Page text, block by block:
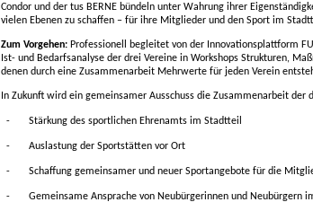
Condor und der tus BERNE bündeln unter Wahrung ihrer
vielen Ebenen zu schaffen – für ihre Mitglieder und den Sport im
Zum Vorgehen: Professionell begleitet von der Innovationsplattform
Ist- und Bedarfsanalyse der drei Vereine in Workshops Strukturen,
denen durch eine Zusammenarbeit Mehrwerte für jeden Verein
In Zukunft wird ein gemeinsamer Ausschuss die Zusammenarbeit der
- Stärkung des sportlichen Ehrenamts im Stadtteil
- Auslastung der Sportstätten vor Ort
- Schaffung gemeinsamer und neuer Sportangebote für die
- Gemeinsame Ansprache von Neubürgerinnen und Neubürgern